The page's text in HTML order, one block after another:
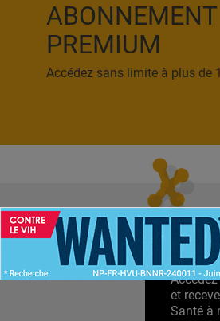
ABONNEMENT
PREMIUM
Accédez sans limite à plus de
et
Santé à